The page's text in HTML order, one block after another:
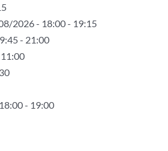
2026 - 18:00 - 19:15
- 21:00
- 19:00